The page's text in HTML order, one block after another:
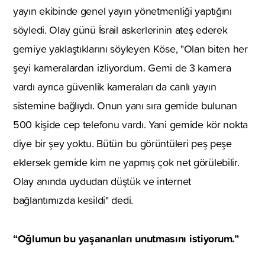
yayın ekibinde genel yayın yönetmenliği yaptığını
söyledi. Olay günü İsrail askerlerinin ateş ederek
gemiye yaklaştıklarını söyleyen Köse, "Olan biten her
şeyi kameralardan izliyordum. Gemi de 3 kamera
vardı ayrıca güvenlik kameraları da canlı yayın
sistemine bağlıydı. Onun yanı sıra gemide bulunan
500 kişide cep telefonu vardı. Yani gemide kör nokta
diye bir şey yoktu. Bütün bu görüntüleri peş peşe
eklersek gemide kim ne yapmış çok net görülebilir.
Olay anında uydudan düştük ve internet
bağlantımızda kesildi" dedi.
“Oğlumun bu yaşananları unutmasını istiyorum.”